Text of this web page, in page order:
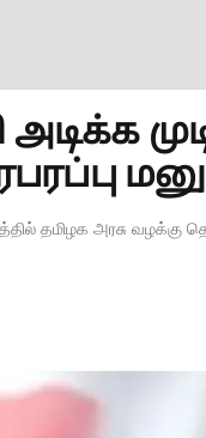
தமிழக அரசு வழக்கு